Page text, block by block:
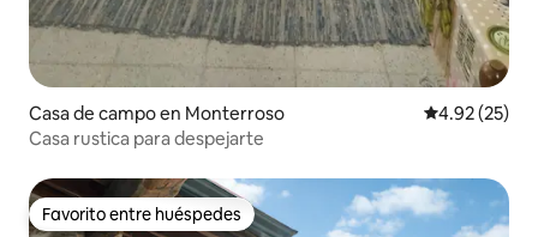
Casa de campo en Monterroso Calificación
4.92 (25)
Casa rustica para despejarte
Favorito entre huéspedes
Favorito entre huéspedes